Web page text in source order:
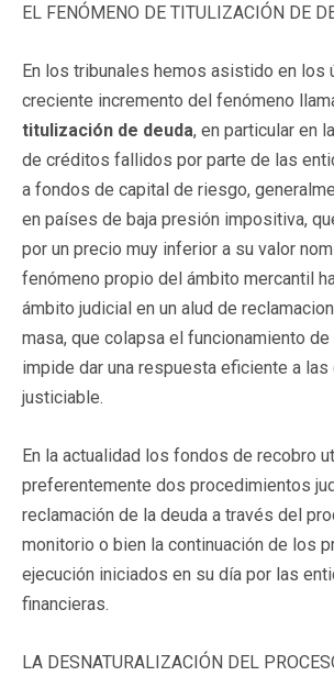
EL FENÓMENO DE TITULIZACIÓN DE
En los tribunales hemos asistido en los
creciente incremento del fenómeno
titulización de deuda, en particular en
de créditos fallidos por parte de las
a fondos de capital de riesgo,
en países de baja presión impositiva,
por un precio muy inferior a su valor
fenómeno propio del ámbito mercantil
ámbito judicial en un alud de
masa, que colapsa el funcionamiento
impide dar una respuesta eficiente a
justiciable.
En la actualidad los fondos de recobro
preferentemente dos procedimientos
reclamación de la deuda a través del
monitorio o bien la continuación de los
ejecución iniciados en su día por las
financieras.
LA DESNATURALIZACIÓN DEL